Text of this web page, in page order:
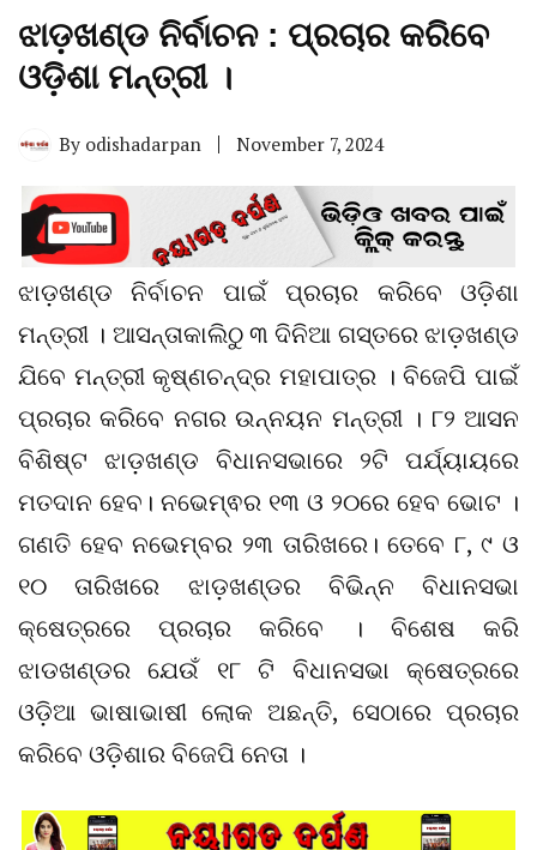
ଝାଡ଼ଖଣ୍ଡ ନିର୍ବାଚନ : ପ୍ରଚାର କରିବେ
ଓଡ଼ିଶା ମନ୍ତ୍ରୀ ।
By odishadarpan November 7, 2024
ଝାଡ଼ଖଣ୍ଡ ନିର୍ବାଚନ ପାଇଁ ପ୍ରଚାର କରିବେ ଓଡ଼ିଶା
ମନ୍ତ୍ରୀ । ଆସନ୍ତାକାଲିଠୁ ୩ ଦିନିଆ ଗସ୍ତରେ ଝାଡ଼ଖଣ୍ଡ
ଯିବେ ମନ୍ତ୍ରୀ କୃଷ୍ଣଚନ୍ଦ୍ର ମହାପାତ୍ର । ବିଜେପି ପାଇଁ
ପ୍ରଚାର କରିବେ ନଗର ଉନ୍ନୟନ ମନ୍ତ୍ରୀ । ୮୨ ଆସନ
ବିଶିଷ୍ଟ ଝାଡ଼ଖଣ୍ଡ ବିଧାନସଭାରେ ୨ଟି ପର୍ଯ୍ୟାୟରେ
ମତଦାନ ହେବ। ନଭେମ୍ଵର ୧୩ ଓ ୨୦ରେ ହେବ ଭୋଟ ।
ଗଣତି ହେବ ନଭେମ୍ବର ୨୩ ତାରିଖରେ। ତେବେ ୮, ୯ ଓ
୧୦ ତାରିଖରେ ଝାଡ଼ଖଣ୍ଡର ବିଭିନ୍ନ ବିଧାନସଭା
କ୍ଷେତ୍ରରେ ପ୍ରଚାର କରିବେ । ବିଶେଷ କରି
ଝାଡଖଣ୍ଡର ଯେଉଁ ୧୮ ଟି ବିଧାନସଭା କ୍ଷେତ୍ରରେ
ଓଡ଼ିଆ ଭାଷାଭାଷୀ ଲୋକ ଅଛନ୍ତି, ସେଠାରେ ପ୍ରଚାର
କରିବେ ଓଡ଼ିଶାର ବିଜେପି ନେତା ।